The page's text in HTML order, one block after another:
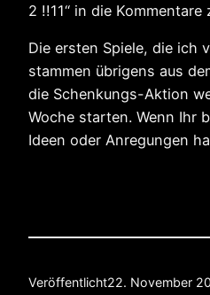
2 !!11“ in die Kommentare
Die ersten Spiele, die ich
stammen übrigens aus
die Schenkungs-Aktion
Woche starten. Wenn Ihr
Ideen oder Anregungen
Veröffentlicht22. November